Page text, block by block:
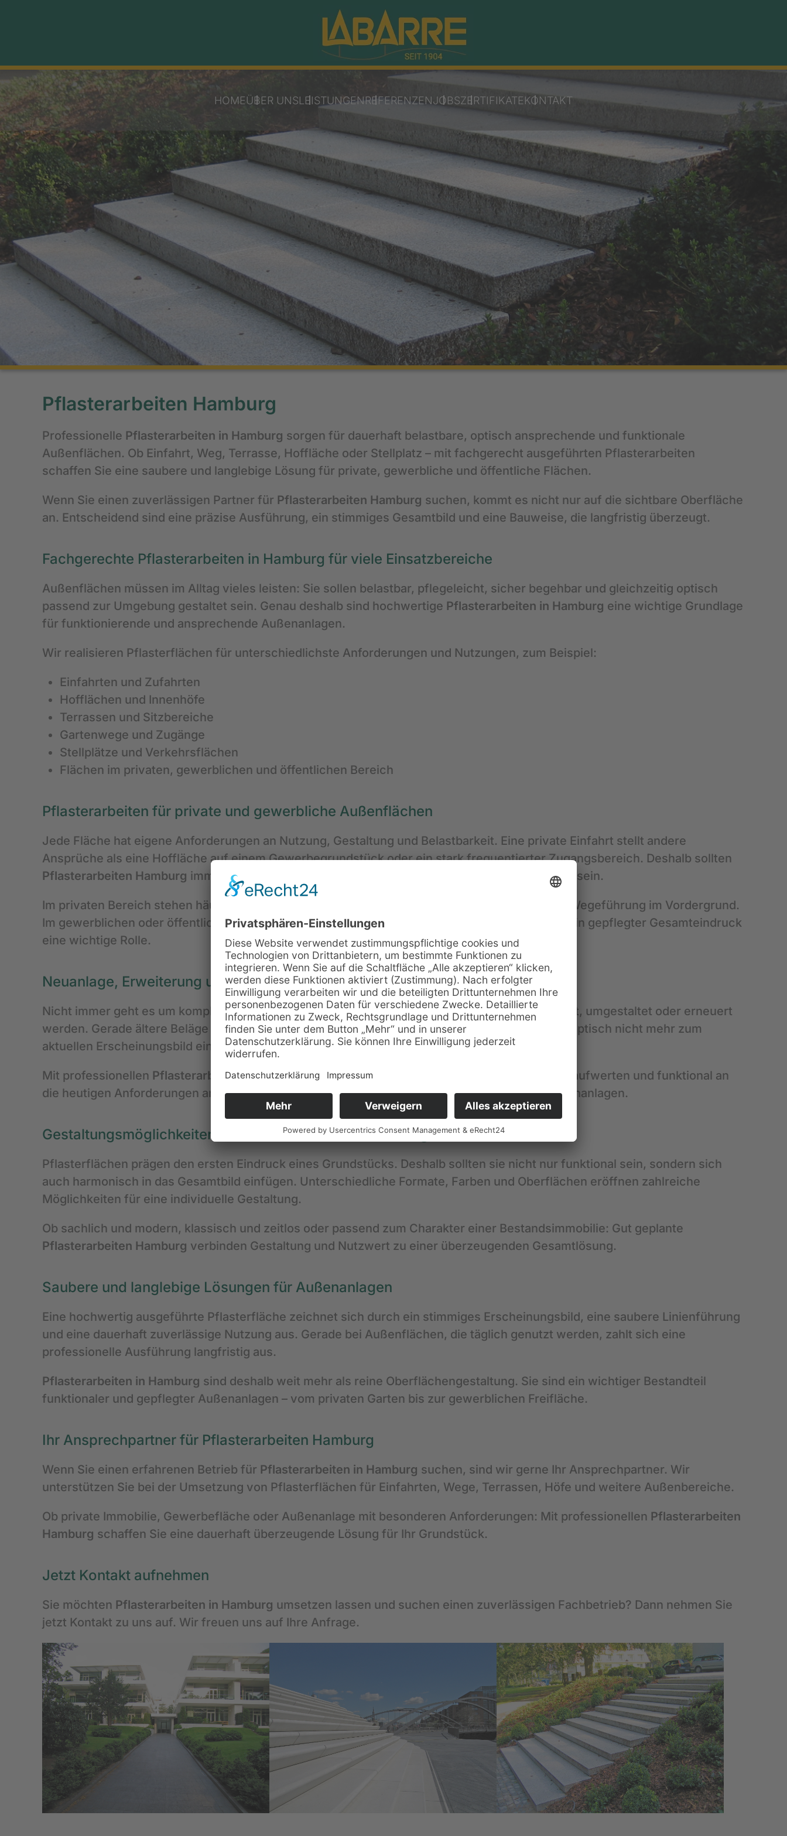
HOMEÜBER UNSLEISTUNGENREFERENZENJOBSZERTIFIKATEKONTAKT
Pflasterarbeiten Hamburg
Professionelle Pflasterarbeiten in Hamburg sorgen für dauerhaft belastbare, optisch ansprechende und funktionale
Außenflächen. Ob Einfahrt, Weg, Terrasse, Hoffläche oder Stellplatz – mit fachgerecht ausgeführten Pflasterarbeiten
schaffen Sie eine saubere und langlebige Lösung für private, gewerbliche und öffentliche Flächen.
Wenn Sie einen zuverlässigen Partner für Pflasterarbeiten Hamburg suchen, kommt es nicht nur auf die sichtbare Oberfläche
an. Entscheidend sind eine präzise Ausführung, ein stimmiges Gesamtbild und eine Bauweise, die langfristig überzeugt.
Fachgerechte Pflasterarbeiten in Hamburg für viele Einsatzbereiche
Außenflächen müssen im Alltag vieles leisten: Sie sollen belastbar, pflegeleicht, sicher begehbar und gleichzeitig optisch
passend zur Umgebung gestaltet sein. Genau deshalb sind hochwertige Pflasterarbeiten in Hamburg eine wichtige Grundlage
für funktionierende und ansprechende Außenanlagen.
Wir realisieren Pflasterflächen für unterschiedlichste Anforderungen und Nutzungen, zum Beispiel:
Einfahrten und Zufahrten
Hofflächen und Innenhöfe
Terrassen und Sitzbereiche
Gartenwege und Zugänge
Stellplätze und Verkehrsflächen
Flächen im privaten, gewerblichen und öffentlichen Bereich
Pflasterarbeiten für private und gewerbliche Außenflächen
Jede Fläche hat eigene Anforderungen an Nutzung, Gestaltung und Belastbarkeit. Eine private Einfahrt stellt andere
Ansprüche als eine Hoffläche auf einem Gewerbegrundstück oder ein stark frequentierter Zugangsbereich. Deshalb sollten
Pflasterarbeiten Hamburg immer auf die jeweilige Fläche und ihre spätere Nutzung abgestimmt sein.
Im privaten Bereich stehen häufig Gestaltung, Harmonie mit Haus und Garten sowie eine klare Wegeführung im Vordergrund.
Im gewerblichen oder öffentlichen Bereich spielen zusätzlich Belastbarkeit, Funktionalität und ein gepflegter Gesamteindruck
eine wichtige Rolle.
Neuanlage, Erweiterung und Sanierung von Pflasterflächen
Nicht immer geht es um komplett neue Flächen. Oft sollen bestehende Pflasterflächen erweitert, umgestaltet oder erneuert
werden. Gerade ältere Beläge wirken mit der Zeit unruhig, verlieren ihre Ebenheit oder passen optisch nicht mehr zum
aktuellen Erscheinungsbild einer Immobilie.
Mit professionellen Pflasterarbeiten in Hamburglassen sich Außenbereiche neu strukturieren, aufwerten und funktional an
die heutigen Anforderungen anpassen. Das gilt für kleine Flächen ebenso wie für größere Außenanlagen.
Gestaltungsmöglichkeiten für Pflasterarbeiten in Hamburg
Pflasterflächen prägen den ersten Eindruck eines Grundstücks. Deshalb sollten sie nicht nur funktional sein, sondern sich
auch harmonisch in das Gesamtbild einfügen. Unterschiedliche Formate, Farben und Oberflächen eröffnen zahlreiche
Möglichkeiten für eine individuelle Gestaltung.
Ob sachlich und modern, klassisch und zeitlos oder passend zum Charakter einer Bestandsimmobilie: Gut geplante
Pflasterarbeiten Hamburg verbinden Gestaltung und Nutzwert zu einer überzeugenden Gesamtlösung.
Saubere und langlebige Lösungen für Außenanlagen
Eine hochwertig ausgeführte Pflasterfläche zeichnet sich durch ein stimmiges Erscheinungsbild, eine saubere Linienführung
und eine dauerhaft zuverlässige Nutzung aus. Gerade bei Außenflächen, die täglich genutzt werden, zahlt sich eine
professionelle Ausführung langfristig aus.
Pflasterarbeiten in Hamburg sind deshalb weit mehr als reine Oberflächengestaltung. Sie sind ein wichtiger Bestandteil
funktionaler und gepflegter Außenanlagen – vom privaten Garten bis zur gewerblichen Freifläche.
Ihr Ansprechpartner für Pflasterarbeiten Hamburg
Wenn Sie einen erfahrenen Betrieb für Pflasterarbeiten in Hamburg suchen, sind wir gerne Ihr Ansprechpartner. Wir
unterstützen Sie bei der Umsetzung von Pflasterflächen für Einfahrten, Wege, Terrassen, Höfe und weitere Außenbereiche.
Ob private Immobilie, Gewerbefläche oder Außenanlage mit besonderen Anforderungen: Mit professionellen Pflasterarbeiten
Hamburg schaffen Sie eine dauerhaft überzeugende Lösung für Ihr Grundstück.
Jetzt Kontakt aufnehmen
Sie möchten Pflasterarbeiten in Hamburg umsetzen lassen und suchen einen zuverlässigen Fachbetrieb? Dann nehmen Sie
jetzt Kontakt zu uns auf. Wir freuen uns auf Ihre Anfrage.